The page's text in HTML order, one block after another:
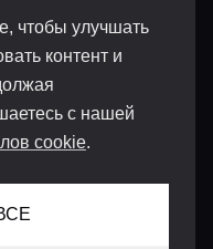
чтобы улучшать
контент и
с нашей
cookie.